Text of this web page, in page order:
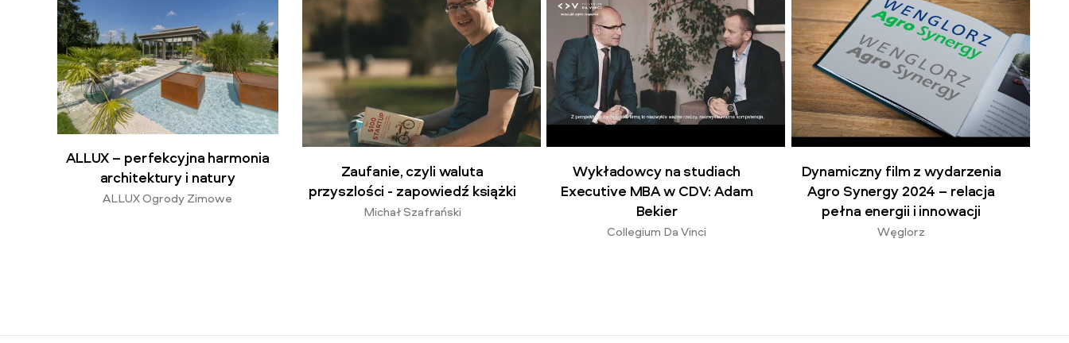
ALLUX – perfekcyjna harmonia
architektury i natury
ALLUX Ogrody Zimowe
Zaufanie, czyli waluta
przyszlości - zapowiedź książki
Michał Szafrański
Wykładowcy na studiach
Executive MBA w CDV: Adam
Bekier
Collegium Da Vinci
Dynamiczny film z wydarzenia
Agro Synergy 2024 – relacja
pełna energii i innowacji
Węglorz